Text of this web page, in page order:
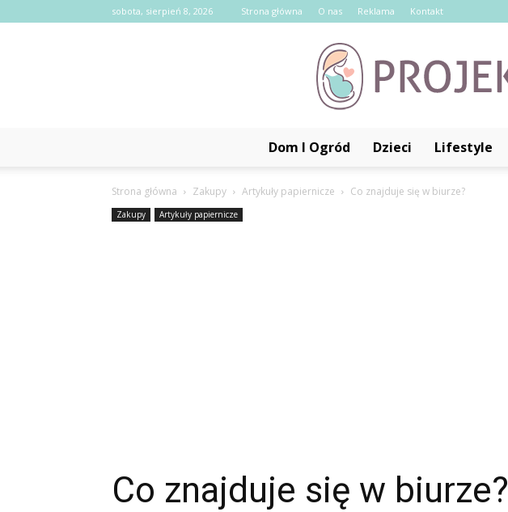
sobota, sierpień 8, 2026 Strona główna O nas Reklama Kontakt
Dom I Ogród Dzieci Lifestyle
Strona główna Zakupy Artykuły papiernicze Co znajduje się w biurze?
Zakupy Artykuły papiernicze
Co znajduje się w biurze?